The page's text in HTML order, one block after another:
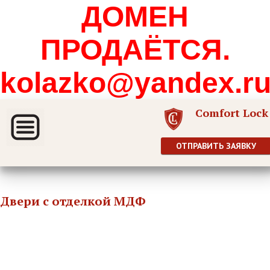
ДОМЕН
ПРОДАЁТСЯ.
Comfort Lock
ОТПРАВИТЬ ЗАЯВКУ
Двери с отделкой МДФ